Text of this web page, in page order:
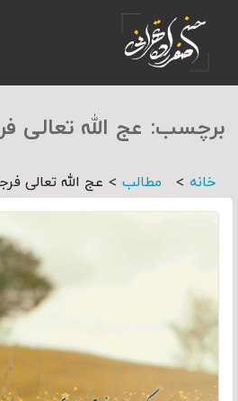
برچسب: عج الله تعالی
خانه > مطالب > عج الله تعالی